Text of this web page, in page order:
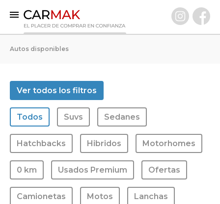
0 KM
Usados Premium
VENDÉ TU AUTO
CLIENTES
PREGUNTAS FRECUENTES
GARANTÍA CARMAK
CONOCÉ CARMAK
Autos disponibles
Ver todos los filtros
Todos Suvs Sedanes
Hatchbacks Hibridos Motorhomes
0 km Usados Premium Ofertas
Camionetas Motos Lanchas